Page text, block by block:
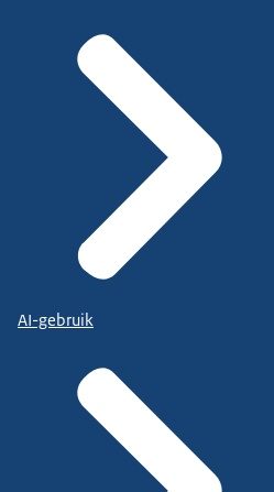
AI-gebruik